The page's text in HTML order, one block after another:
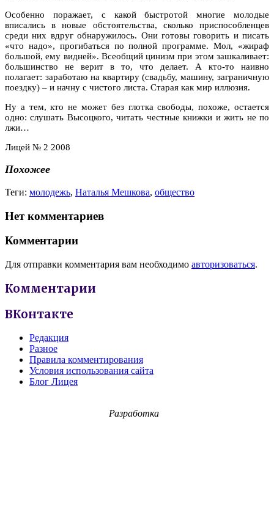
Особенно поражает, с какой быстротой многие молодые
вписались в новые обстоятельства, сколько приспособленцев
среди них вдруг обнаружилось. Они готовы говорить и писать
«что надо», прогибаться по полной программе. Мол, «жираф
большой, ему видней». Всеобщий цинизм при этом зашкаливает:
большинство не верит в то, что делает. А кто-то наивно
полагает: заработаю на квартиру (свадьбу, машину, заграничную
поездку) – и начну с чистого листа. Старая как мир иллюзия.
Ну а тем, кто не может без глотка свободы, похоже, остается
одно: слушать Высоцкого, читать честные книжки и жить не по
лжи…
Лицей № 2 2008
Похожее
Теги: молодежь, Наталья Мешкова, общество
Нет комментариев
Комментарии
Для отправки комментария вам необходимо авторизоваться.
Комментарии
ВКонтакте
Редакция
Разное
Правила комментирования
Условия использования сайта
Блог Лицея
Разработка